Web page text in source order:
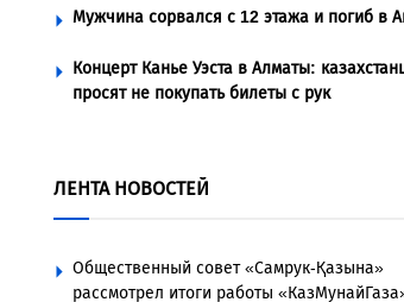
Мужчина сорвался с 12 этажа и погиб в
Концерт Канье Уэста в Алматы:
просят не покупать билеты с рук
ЛЕНТА НОВОСТЕЙ
Общественный совет «Самрук-Қазына»
рассмотрел итоги работы